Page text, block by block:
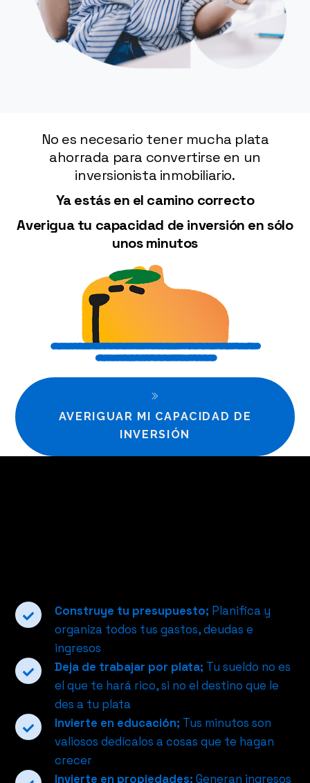
No es necesario tener mucha plata
ahorrada para convertirse en un
inversionista inmobiliario.
Ya estás en el camino correcto
Averigua tu capacidad de inversión en sólo
unos minutos
AVERIGUAR MI CAPACIDAD DE
INVERSIÓN
Construye tu presupuesto; Planifica y
organiza todos tus gastos, deudas e
ingresos
Deja de trabajar por plata; Tu sueldo no es
el que te hará rico, si no el destino que le
des a tu plata
Invierte en educación; Tus minutos son
valiosos dedícalos a cosas que te hagan
crecer
Invierte en propiedades; Generan ingresos